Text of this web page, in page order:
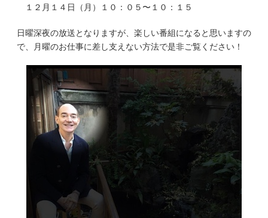
１２月１４日（月）１０：０５〜１０：１５
日曜深夜の放送となりますが、楽しい番組になると思いますの
で、月曜のお仕事に差し支えない方法で是非ご覧ください！